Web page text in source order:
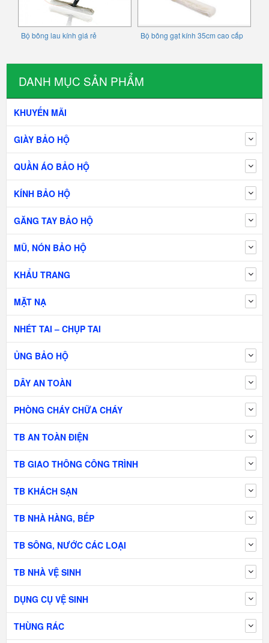
DANH MỤC SẢN PHẨM
KHUYẾN MÃI
GIÀY BẢO HỘ
QUẦN ÁO BẢO HỘ
KÍNH BẢO HỘ
GĂNG TAY BẢO HỘ
MŨ, NÓN BẢO HỘ
KHẨU TRANG
MẶT NẠ
NHÉT TAI – CHỤP TAI
ỦNG BẢO HỘ
DÂY AN TOÀN
PHÒNG CHÁY CHỮA CHÁY
TB AN TOÀN ĐIỆN
TB GIAO THÔNG CÔNG TRÌNH
TB KHÁCH SẠN
TB NHÀ HÀNG, BẾP
TB SÔNG, NƯỚC CÁC LOẠI
TB NHÀ VỆ SINH
DỤNG CỤ VỆ SINH
THÙNG RÁC
Bộ bông lau kính giá rẻ Bộ bông gạt kính 35cm cao cấp